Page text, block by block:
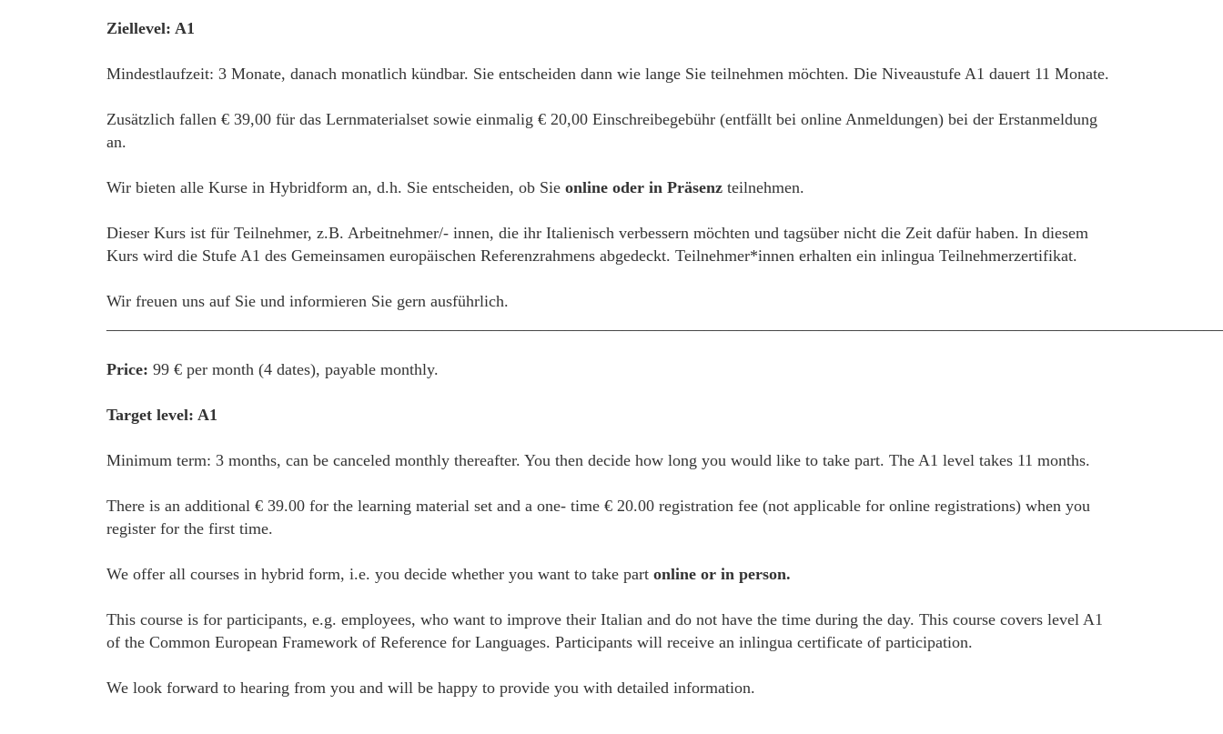
Ziellevel: A1
Mindestlaufzeit: 3 Monate, danach monatlich kündbar. Sie entscheiden dann wie lange Sie teilnehmen möchten. Die Niveaustufe A1 dauert 11 Monate.
Zusätzlich fallen € 39,00 für das Lernmaterialset sowie einmalig € 20,00 Einschreibegebühr (entfällt bei online Anmeldungen) bei der Erstanmeldung
an.
Wir bieten alle Kurse in Hybridform an, d.h. Sie entscheiden, ob Sie online oder in Präsenz teilnehmen.
Dieser Kurs ist für Teilnehmer, z.B. Arbeitnehmer/- innen, die ihr Italienisch verbessern möchten und tagsüber nicht die Zeit dafür haben. In diesem
Kurs wird die Stufe A1 des Gemeinsamen europäischen Referenzrahmens abgedeckt. Teilnehmer*innen erhalten ein inlingua Teilnehmerzertifikat.
Wir freuen uns auf Sie und informieren Sie gern ausführlich.
Price: 99 € per month (4 dates), payable monthly.
Target level: A1
Minimum term: 3 months, can be canceled monthly thereafter. You then decide how long you would like to take part. The A1 level takes 11 months.
There is an additional € 39.00 for the learning material set and a one- time € 20.00 registration fee (not applicable for online registrations) when you
register for the first time.
We offer all courses in hybrid form, i.e. you decide whether you want to take part online or in person.
This course is for participants, e.g. employees, who want to improve their Italian and do not have the time during the day. This course covers level A1
of the Common European Framework of Reference for Languages. Participants will receive an inlingua certificate of participation.
We look forward to hearing from you and will be happy to provide you with detailed information.